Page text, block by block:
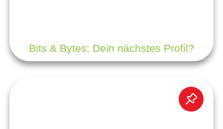
Bits & Bytes: Dein nächstes Profil?